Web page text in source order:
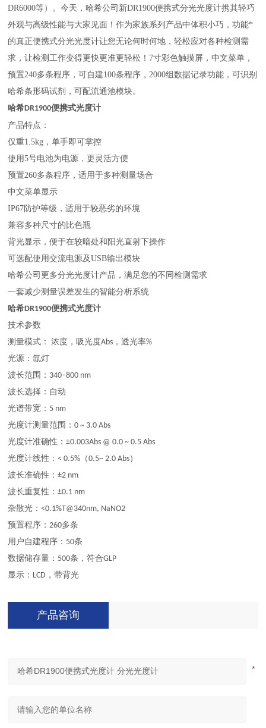
DR6000等）。今天，哈希公司新DR1900便携式分光光度计携其轻巧
外观与高级性能与大家见面！作为家族系列产品中体积小巧，功能*
的真正便携式分光光度计让您无论何时何地，轻松应对各种检测需
求，让检测工作变得更快更准更轻松！7寸彩色触摸屏，中文菜单，
预置240多条程序，可自建100条程序，2000组数据记录功能，可识别
哈希条形码试剂，可配流通池模块。
哈希DR1900便携式光度计
产品特点：
仅重1.5kg，单手即可掌控
使用5号电池为电源，更灵活方便
预置260多条程序，适用于多种测量场合
中文菜单显示
IP67防护等级，适用于较恶劣的环境
兼容多种尺寸的比色瓶
背光显示，便于在较暗处和阳光直射下操作
可选配使用交流电源及USB输出模块
哈希公司更多分光光度计产品，满足您的不同检测需求
一套减少测量误差发生的智能分析系统
哈希DR1900便携式光度计
技术参数
测量模式： 浓度，吸光度Abs，透光率%
光源：氙灯
波长范围：340–800 nm
波长选择：自动
光谱带宽：5 nm
光度计测量范围：0 ~ 3.0 Abs
光度计准确性：±0.003Abs @ 0.0 ~ 0.5 Abs
光度计线性：< 0.5%（0.5~ 2.0 Abs）
波长准确性：±2 nm
波长重复性：±0.1 nm
杂散光：<0.1%T@340nm, NaNO2
预置程序：260多条
用户自建程序：50条
数据储存量：500条，符合GLP
显示：LCD，带背光
产品咨询